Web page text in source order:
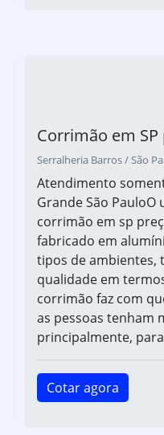
Corrimão em SP
Serralheria Barros / São
Atendimento
Grande São
corrimão em sp
fabricado em
tipos de
qualidade em
corrimão faz com
as pessoas tenham
principalmente,
Cotar agora